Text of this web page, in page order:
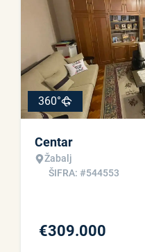
360°
Centar
Žabalj
ŠIFRA: #544553
€309.000